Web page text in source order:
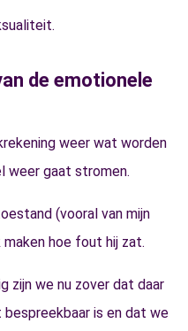
de emotionele
weer wat worden
weer gaat stromen.
(vooral van mijn
hoe fout hij zat.
zijn we nu zover dat daar
is en dat we